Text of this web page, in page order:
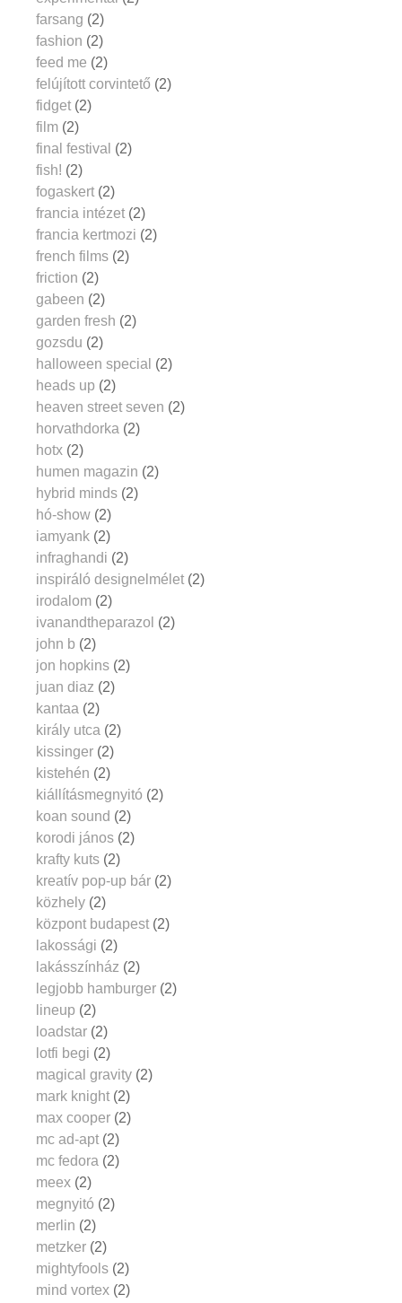
farsang (2)
fashion (2)
feed me (2)
felújított corvintető (2)
fidget (2)
film (2)
final festival (2)
fish! (2)
fogaskert (2)
francia intézet (2)
francia kertmozi (2)
french films (2)
friction (2)
gabeen (2)
garden fresh (2)
gozsdu (2)
halloween special (2)
heads up (2)
heaven street seven (2)
horvathdorka (2)
hotx (2)
humen magazin (2)
hybrid minds (2)
hó-show (2)
iamyank (2)
infraghandi (2)
inspiráló designelmélet (2)
irodalom (2)
ivanandtheparazol (2)
john b (2)
jon hopkins (2)
juan diaz (2)
kantaa (2)
király utca (2)
kissinger (2)
kistehén (2)
kiállításmegnyitó (2)
koan sound (2)
korodi jános (2)
krafty kuts (2)
kreatív pop-up bár (2)
közhely (2)
központ budapest (2)
lakossági (2)
lakásszínház (2)
legjobb hamburger (2)
lineup (2)
loadstar (2)
lotfi begi (2)
magical gravity (2)
mark knight (2)
max cooper (2)
mc ad-apt (2)
mc fedora (2)
meex (2)
megnyitó (2)
merlin (2)
metzker (2)
mightyfools (2)
mind vortex (2)